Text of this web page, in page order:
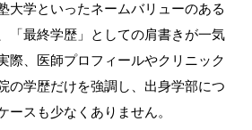
大学といったネームバリューのある
「最終学歴」としての肩書きが一気
際、医師プロフィールやクリニック
の学歴だけを強調し、出身学部につ
ースも少なくありません。